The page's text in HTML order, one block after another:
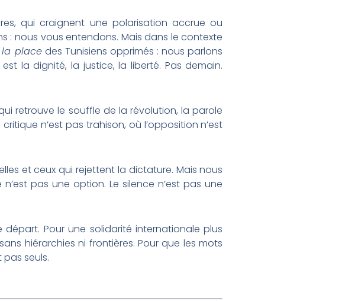
qui craignent une polarisation accrue ou
: nous vous entendons. Mais dans le contexte
placedes Tunisiens opprimés : nous parlons
la dignité, la justice, la liberté. Pas demain.
retrouve le souffle de la révolution, la parole
n’est pas trahison, où l’opposition n’est
et ceux qui rejettent la dictature. Mais nous
pas une option. Le silence n’est pas une
départ. Pour une solidarité internationale plus
hiérarchies ni frontières. Pour que les mots
seuls.